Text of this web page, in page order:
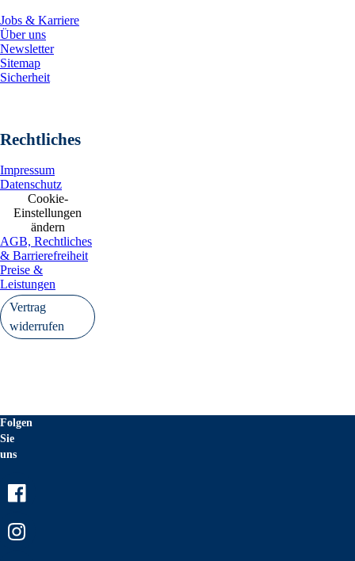
Jobs & Karriere
Über uns
Newsletter
Sitemap
Sicherheit
Rechtliches
Impressum
Datenschutz
Cookie-
Einstellungen
ändern
AGB, Rechtliches
& Barrierefreiheit
Preise &
Leistungen
Vertrag
widerrufen
Folgen
Sie
uns